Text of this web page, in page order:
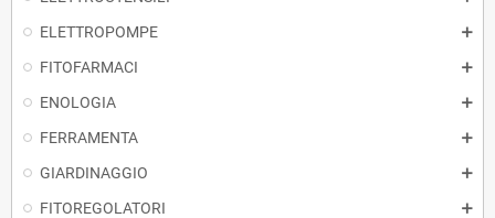
ELETTROPOMPE
FITOFARMACI
ENOLOGIA
FERRAMENTA
GIARDINAGGIO
FITOREGOLATORI